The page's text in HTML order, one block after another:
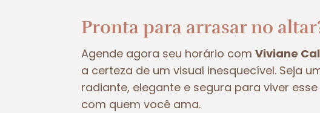
Pronta para arrasar no
Agende agora seu horário comViviane
a certeza de um visual inesquecível. Seja
radiante, elegante e segura para viver
com quem você ama.